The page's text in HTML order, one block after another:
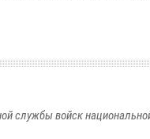
службы войск